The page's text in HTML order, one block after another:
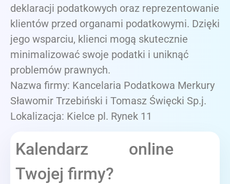
deklaracji podatkowych oraz reprezentowanie
klientów przed organami podatkowymi. Dzięki
jego wsparciu, klienci mogą skutecznie
minimalizować swoje podatki i uniknąć
problemów prawnych.
Nazwa firmy: Kancelaria Podatkowa Merkury
Sławomir Trzebiński i Tomasz Święcki Sp.j.
Lokalizacja: Kielce pl. Rynek 11
Kalendarz online
Twojej firmy?